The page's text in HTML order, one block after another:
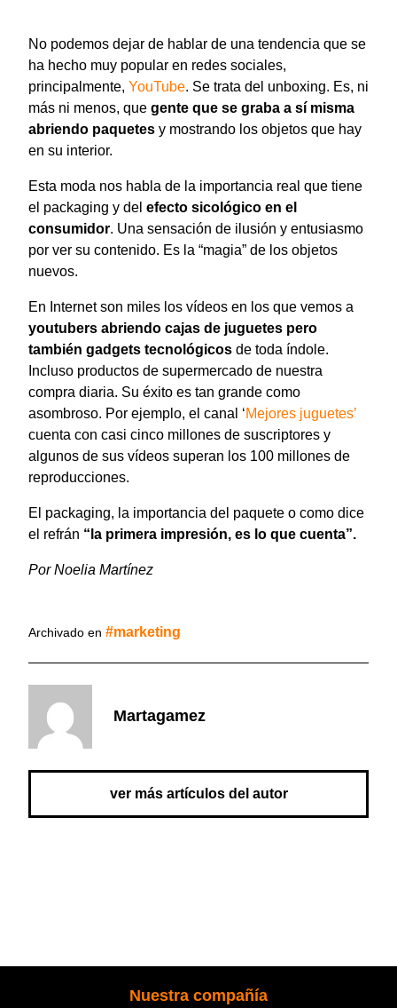
No podemos dejar de hablar de una tendencia que se
ha hecho muy popular en redes sociales,
principalmente, YouTube. Se trata del unboxing. Es, ni
más ni menos, que gente que se graba a sí misma
abriendo paquetes y mostrando los objetos que hay
en su interior.
Esta moda nos habla de la importancia real que tiene
el packaging y del efecto sicológico en el
consumidor. Una sensación de ilusión y entusiasmo
por ver su contenido. Es la “magia” de los objetos
nuevos.
En Internet son miles los vídeos en los que vemos a
youtubers abriendo cajas de juguetes pero
también gadgets tecnológicos de toda índole.
Incluso productos de supermercado de nuestra
compra diaria. Su éxito es tan grande como
asombroso. Por ejemplo, el canal ‘Mejores juguetes’
cuenta con casi cinco millones de suscriptores y
algunos de sus vídeos superan los 100 millones de
reproducciones.
El packaging, la importancia del paquete o como dice
el refrán “la primera impresión, es lo que cuenta”.
Por Noelia Martínez
Archivado en marketing
Martagamez
ver más artículos del autor
Nuestra compañía